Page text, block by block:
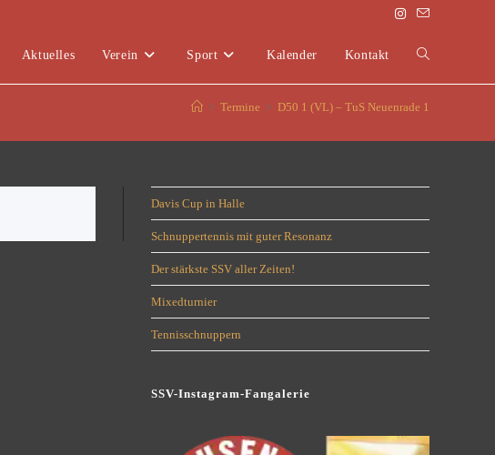
Aktuelles Verein Sport Kalender Kontakt
> Termine > D50 1 (VL) – TuS Neuenrade 1
Davis Cup in Halle
Schnuppertennis mit guter Resonanz
Der stärkste SSV aller Zeiten!
Mixedturnier
Tennisschnuppern
SSV-Instagram-Fangalerie